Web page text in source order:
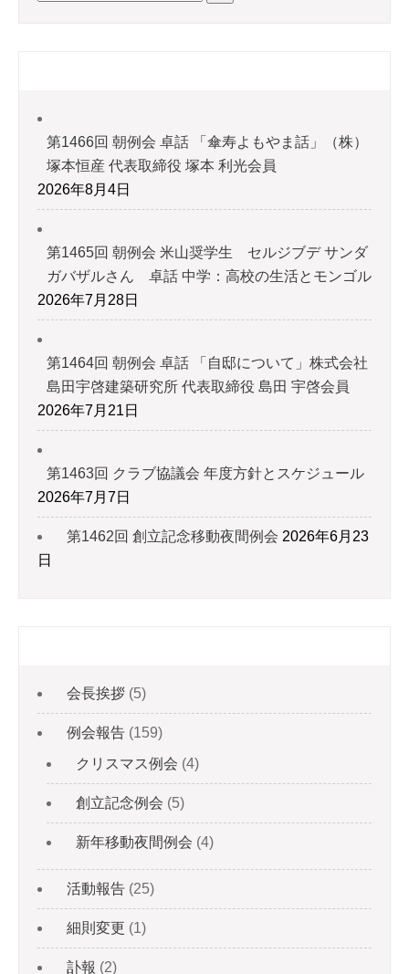
第1466回 朝例会 卓話 「傘寿よもやま話」（株）
塚本恒産 代表取締役 塚本 利光会員
2026年8月4日
第1465回 朝例会 米山奨学生 セルジブデ サンダ
ガバザルさん 卓話 中学：高校の生活とモンゴル
2026年7月28日
第1464回 朝例会 卓話 「自邸について」株式会社
島田宇啓建築研究所 代表取締役 島田 宇啓会員
2026年7月21日
第1463回 クラブ協議会 年度方針とスケジュール
2026年7月7日
第1462回 創立記念移動夜間例会 2026年6月23
日
会長挨拶 (5)
例会報告 (159)
クリスマス例会 (4)
創立記念例会 (5)
新年移動夜間例会 (4)
活動報告 (25)
細則変更 (1)
訃報 (2)